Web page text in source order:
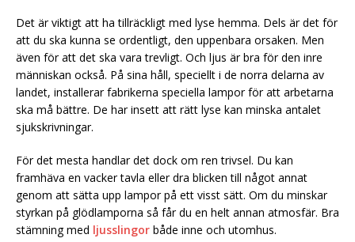
Det är viktigt att ha tillräckligt med lyse hemma. Dels är det för
att du ska kunna se ordentligt, den uppenbara orsaken. Men
även för att det ska vara trevligt. Och ljus är bra för den inre
människan också. På sina håll, speciellt i de norra delarna av
landet, installerar fabrikerna speciella lampor för att arbetarna
ska må bättre. De har insett att rätt lyse kan minska antalet
sjukskrivningar.
För det mesta handlar det dock om ren trivsel. Du kan
framhäva en vacker tavla eller dra blicken till något annat
genom att sätta upp lampor på ett visst sätt. Om du minskar
styrkan på glödlamporna så får du en helt annan atmosfär. Bra
stämning med ljusslingor både inne och utomhus.